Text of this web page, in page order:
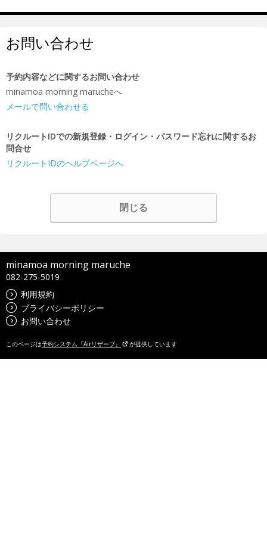
お問い合わせ
予約内容などに関するお問い合わせ
minamoa morning marucheへ
メールで問い合わせる
リクルートIDでの新規登録・ログイン・パスワード忘れに関するお
問合せ
リクルートIDのヘルプページへ
閉じる
minamoa morning maruche
082-275-5019
利用規約
プライバシーポリシー
お問い合わせ
このページは予約システム『Airリザーブ』 が提供しています